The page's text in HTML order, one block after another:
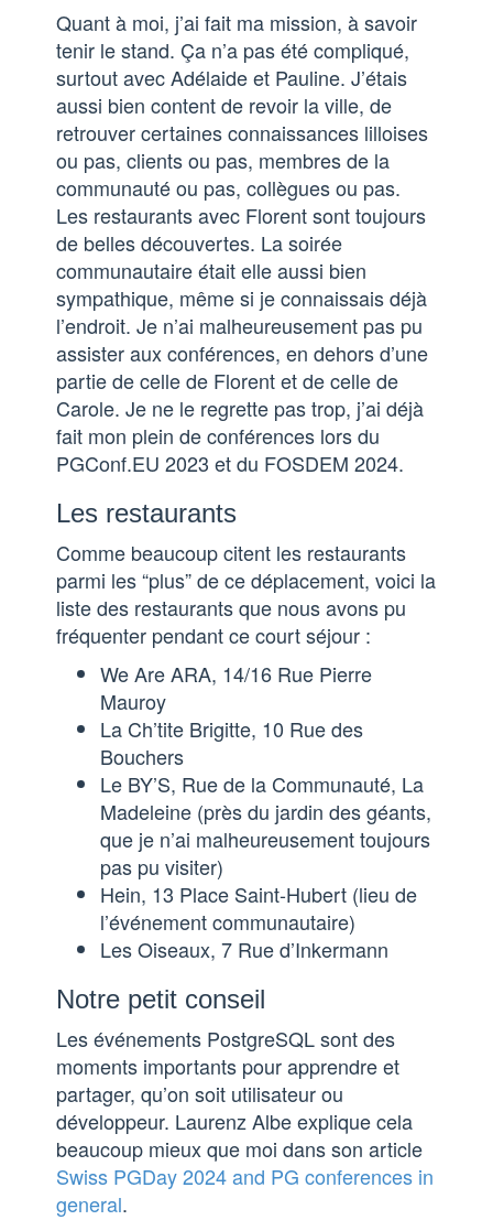
Quant à moi, j’ai fait ma mission, à savoir
tenir le stand. Ça n’a pas été compliqué,
surtout avec Adélaide et Pauline. J’étais
aussi bien content de revoir la ville, de
retrouver certaines connaissances lilloises
ou pas, clients ou pas, membres de la
communauté ou pas, collègues ou pas.
Les restaurants avec Florent sont toujours
de belles découvertes. La soirée
communautaire était elle aussi bien
sympathique, même si je connaissais déjà
l’endroit. Je n’ai malheureusement pas pu
assister aux conférences, en dehors d’une
partie de celle de Florent et de celle de
Carole. Je ne le regrette pas trop, j’ai déjà
fait mon plein de conférences lors du
PGConf.EU 2023 et du FOSDEM 2024.
Les restaurants
Comme beaucoup citent les restaurants
parmi les “plus” de ce déplacement, voici la
liste des restaurants que nous avons pu
fréquenter pendant ce court séjour :
We Are ARA, 14/16 Rue Pierre
Mauroy
La Ch’tite Brigitte, 10 Rue des
Bouchers
Le BY’S, Rue de la Communauté, La
Madeleine (près du jardin des géants,
que je n’ai malheureusement toujours
pas pu visiter)
Hein, 13 Place Saint-Hubert (lieu de
l’événement communautaire)
Les Oiseaux, 7 Rue d’Inkermann
Notre petit conseil
Les événements PostgreSQL sont des
moments importants pour apprendre et
partager, qu’on soit utilisateur ou
développeur. Laurenz Albe explique cela
beaucoup mieux que moi dans son article
Swiss PGDay 2024 and PG conferences in
general.